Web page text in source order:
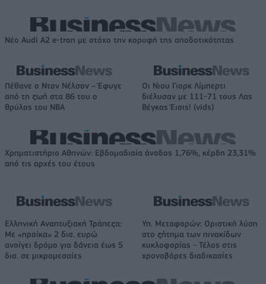
Νέο Audi A2 e-tron με στόχο την κορυφή της αποδοτικότητας
Πέθανε ο Ντον Νέλσον – Έφυγε
από τη ζωή στα 86 του ο
θρύλος του NBA
Οι Νιου Γιορκ Λίμπερτι
διέλυσαν με 111-71 τους Λας
Βέγκας Έισις! (vids)
Χρηματιστήριο Αθηνών: Εβδομαδιαία άνοδος 1,76%, κέρδη 23,31%
από τις αρχές του έτους
Ελληνική Αναπτυξιακή Τράπεζα:
Με «προίκα» 2 δισ. ευρώ
ανοίγει δρόμο για δάνεια έως 5
δισ. σε μικρομεσαίες
Υπ. Μεταφορών: Οριστική λύση
στο ζήτημα των πινακίδων
κυκλοφορίας - Τέλος στις
χρονοβόρες διαδικασίες